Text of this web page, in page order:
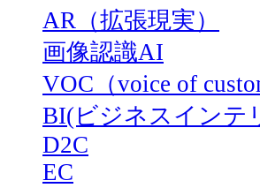
AR（拡張現実）
画像認識AI
VOC（voice of
BI(ビジネスインテ
D2C
EC